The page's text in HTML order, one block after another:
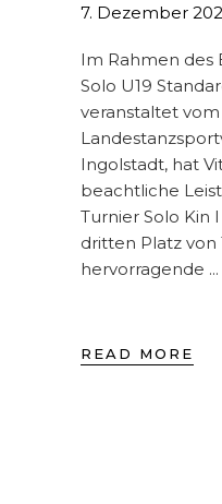
7. Dezember
Im Rahmen des
Solo U19
veranstaltet vom
Ingolstadt, hat
beachtliche
Turnier Solo Kin
dritten Platz von
hervorragende
READ MORE